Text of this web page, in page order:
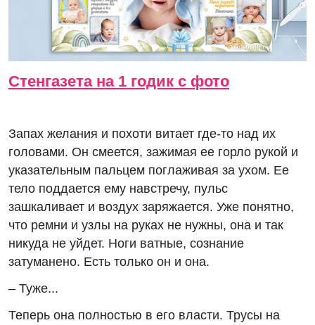
Стенгазета на 1 годик с фото
Запах желания и похоти витает где-то над их
головами. Он смеется, зажимая ее горло рукой и
указательным пальцем поглаживая за ухом. Ее
тело поддается ему навстречу, пульс
зашкаливает и воздух заряжается. Уже понятно,
что ремни и узлы на руках не нужны, она и так
никуда не уйдет. Ноги ватные, сознание
затуманено. Есть только он и она.
– Туже...
Теперь она полностью в его власти. Трусы на